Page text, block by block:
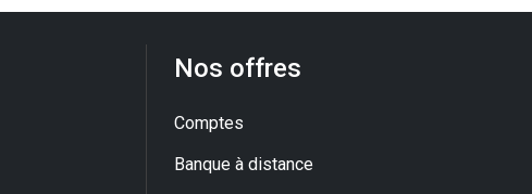
Nos offres
Comptes
Banque à distance